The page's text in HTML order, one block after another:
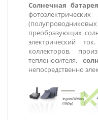
Солнечная батарея
преобразующих
электрический
коллекторов,
теплоносителя,
непосредственно